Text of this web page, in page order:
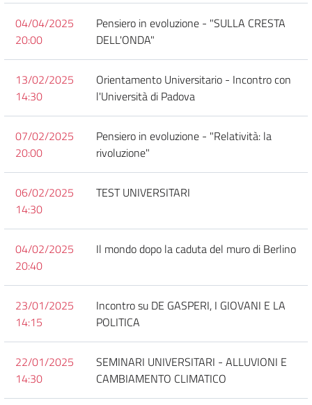
04/04/2025
20:00
Pensiero in evoluzione - "SULLA CRESTA
DELL'ONDA"
13/02/2025
14:30
Orientamento Universitario - Incontro con
l'Università di Padova
07/02/2025
20:00
Pensiero in evoluzione - "Relatività: la
rivoluzione"
06/02/2025
14:30
TEST UNIVERSITARI
04/02/2025
20:40
Il mondo dopo la caduta del muro di Berlino
23/01/2025
14:15
Incontro su DE GASPERI, I GIOVANI E LA
POLITICA
22/01/2025
14:30
SEMINARI UNIVERSITARI - ALLUVIONI E
CAMBIAMENTO CLIMATICO